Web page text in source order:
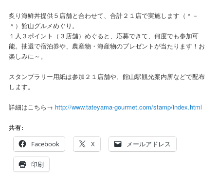
炙り海鮮丼提供５店舗と合わせて、合計２１店で実施します（＾－
＾）館山グルメめぐり。
１人３ポイント（３店舗）めぐると、応募できて、何度でも参加可
能。抽選で宿泊券や、農産物・海産物のプレゼントが当たります！お
楽しみに～。
スタンプラリー用紙は参加２１店舗や、館山駅観光案内所などで配布
します。
詳細はこちら→ http://www.tateyama-gourmet.com/stamp/index.html
共有:
Facebook
X メールアドレス
印刷